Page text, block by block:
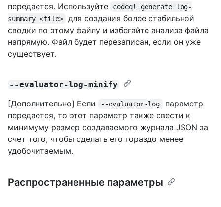
передается. Используйте
codeql generate log-
summary <file>
для создания более стабильной
сводки по этому файлу и избегайте анализа файла
напрямую. Файл будет перезаписан, если он уже
существует.
--evaluator-log-minify
[Дополнительно] Если --evaluator-log
параметр
передается, то этот параметр также свести к
минимуму размер создаваемого журнала JSON за
счет того, чтобы сделать его гораздо менее
удобочитаемым.
Распространенные параметры